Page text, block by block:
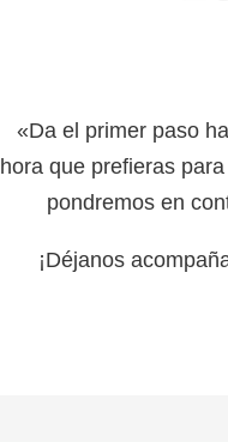
«Da el primer paso
hora que prefieras
pondremos en
¡Déjanos